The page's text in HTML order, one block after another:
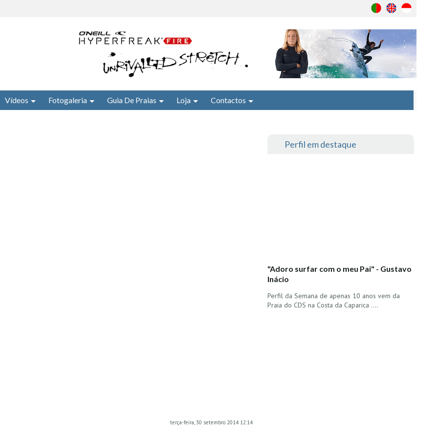
Vídeos Fotogaleria Guia De Praias Loja Contactos
terça-feira, 30 setembro 2014 12:14
Perfil em destaque
"Adoro surfar com o meu Pai" - Gustavo
Inácio
Perfil da Semana de apenas 10 anos vem da
Praia do CDS na Costa da Caparica ....